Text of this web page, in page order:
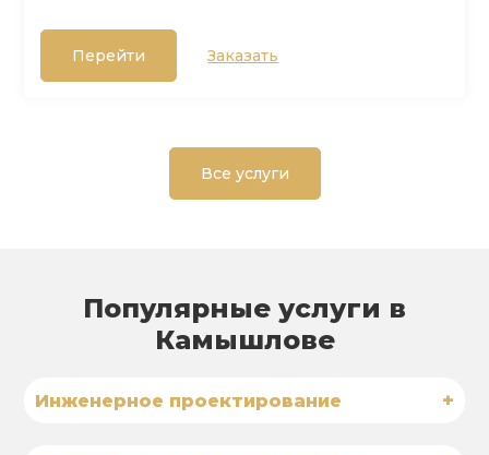
Перейти Заказать
Все услуги
Популярные услуги в
Камышлове
Инженерное проектирование +